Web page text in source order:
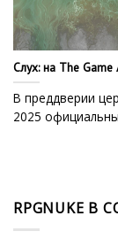
Слух: на The
В преддверии
2025
RPGNUKE В